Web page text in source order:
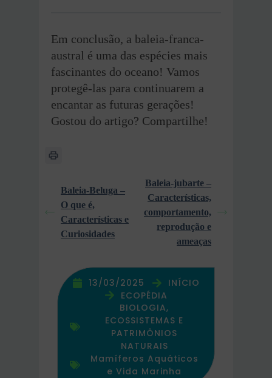
Em conclusão, a baleia-franca-
austral é uma das espécies mais
fascinantes do oceano! Vamos
protegê-las para continuarem a
encantar as futuras gerações!
Gostou do artigo? Compartilhe!
Baleia-Beluga –
O que é,
Características e
Curiosidades
Baleia-jubarte –
Características,
comportamento,
reprodução e
ameaças
13/03/2025
INÍCIO
ECOPÉDIA
BIOLOGIA,
ECOSSISTEMAS E
PATRIMÔNIOS
NATURAIS
Mamíferos Aquáticos
e Vida Marinha